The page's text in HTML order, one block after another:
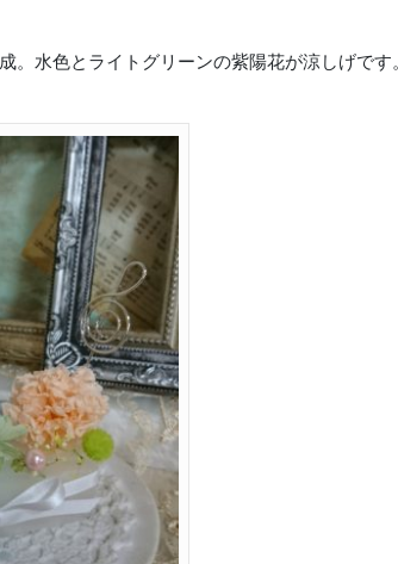
。水色とライトグリーンの紫陽花が涼しげです。